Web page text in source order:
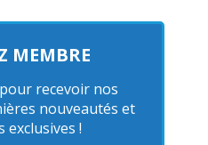
MEMBRE
recevoir nos
nouveautés et
exclusives !